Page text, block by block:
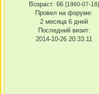
Возраст: 66 [1960-07-18]
Провел на форуме:
2 месяца 6 дней
Последний визит:
2014-10-26 20:33:11